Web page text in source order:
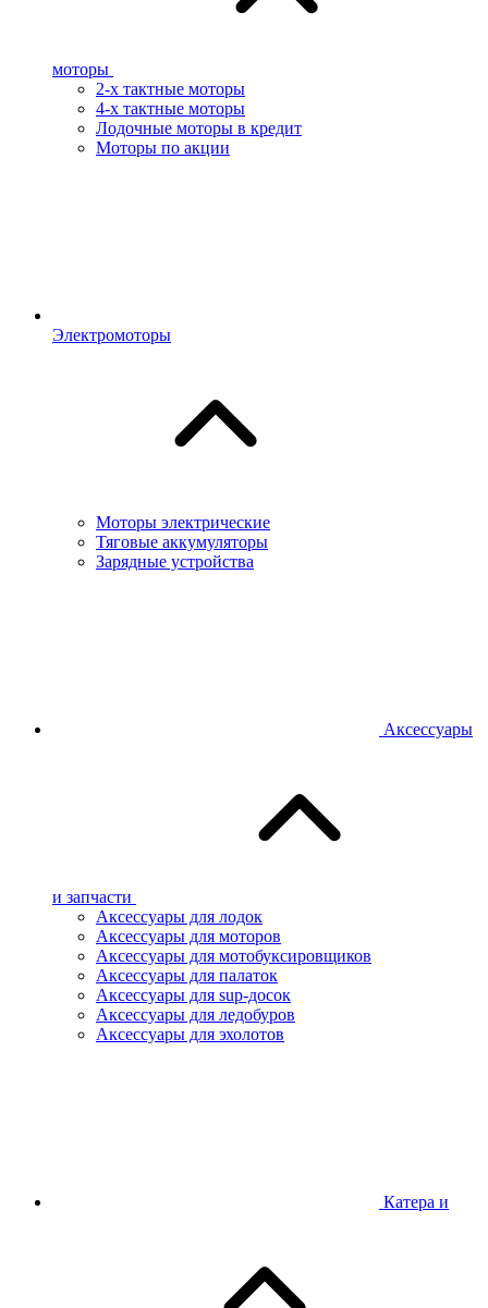
моторы
2-х тактные моторы
4-х тактные моторы
Лодочные моторы в кредит
Моторы по акции
Электромоторы
Моторы электрические
Тяговые аккумуляторы
Зарядные устройства
Аксессуары
и запчасти
Аксессуары для лодок
Аксессуары для моторов
Аксессуары для мотобуксировщиков
Аксессуары для палаток
Аксессуары для sup-досок
Аксессуары для ледобуров
Аксессуары для эхолотов
Катера и